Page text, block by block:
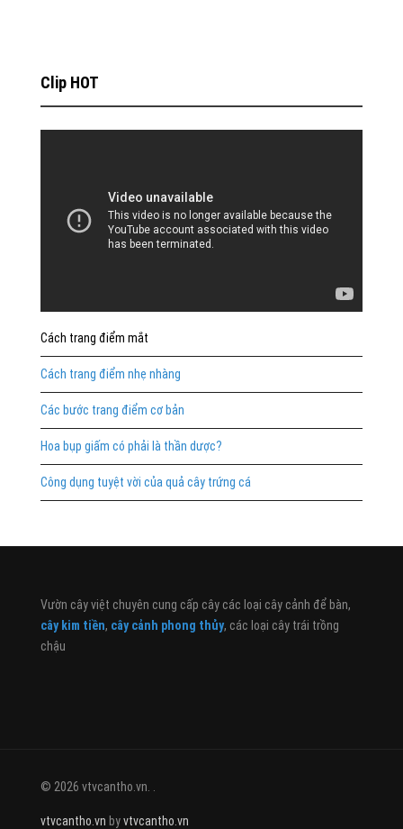
Clip HOT
Cách trang điểm mắt
Cách trang điểm nhẹ nhàng
Các bước trang điểm cơ bản
Hoa bụp giấm có phải là thần dược?
Công dụng tuyệt vời của quả cây trứng cá
Vườn cây việt chuyên cung cấp cây các loại cây cảnh để bàn,
cây kim tiền, cây cảnh phong thủy, các loại cây trái trồng
chậu
© 2026 vtvcantho.vn. .
vtvcantho.vn byvtvcantho.vn